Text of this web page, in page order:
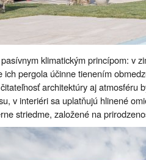
klimatickým princípom: v
ich pergola účinne tienením
architektúry aj atmosféru
v interiéri sa uplatňujú hlinené
striedme, založené na